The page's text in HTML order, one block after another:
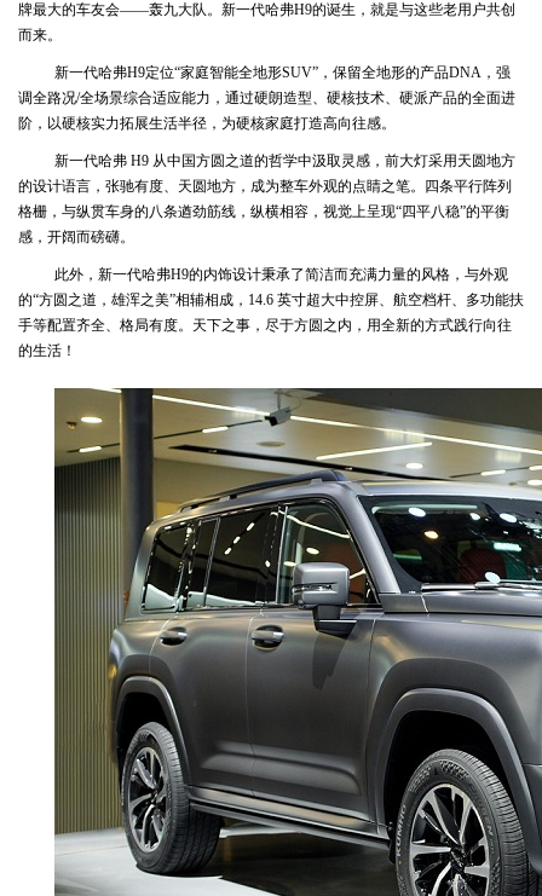
牌最大的车友会——轰九大队。新一代哈弗H9的诞生，就是与这些老用户共创
而来。
新一代哈弗H9定位“家庭智能全地形SUV”，保留全地形的产品DNA，强
调全路况/全场景综合适应能力，通过硬朗造型、硬核技术、硬派产品的全面进
阶，以硬核实力拓展生活半径，为硬核家庭打造高向往感。
新一代哈弗 H9 从中国方圆之道的哲学中汲取灵感，前大灯采用天圆地方
的设计语言，张驰有度、天圆地方，成为整车外观的点睛之笔。四条平行阵列
格栅，与纵贯车身的八条遒劲筋线，纵横相容，视觉上呈现“四平八稳”的平衡
感，开阔而磅礴。
此外，新一代哈弗H9的内饰设计秉承了简洁而充满力量的风格，与外观
的“方圆之道，雄浑之美”相辅相成，14.6 英寸超大中控屏、航空档杆、多功能扶
手等配置齐全、格局有度。天下之事，尽于方圆之内，用全新的方式践行向往
的生活！